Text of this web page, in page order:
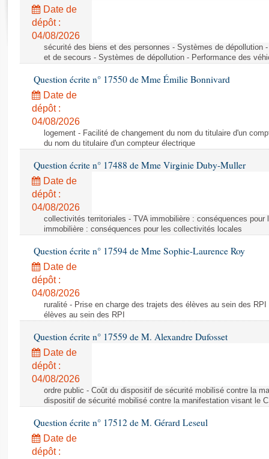
Rapports législatifs
Rapports sur l'application des lois
Baromètre de l’application des lois
Dossiers législatifs
Budget et sécurité sociale
Questions écrites et orales
Comptes rendus des débats
Date de
dépôt :
04/08/2026
sécurité des biens et des personnes - Systèmes de dépollution
et de secours - Systèmes de dépollution - Performance des
Question écrite n° 17550 de Mme Émilie Bonnivard
Date de
dépôt :
04/08/2026
logement - Facilité de changement du nom du titulaire d'un
du nom du titulaire d'un compteur électrique
Question écrite n° 17488 de Mme Virginie Duby-Muller
Date de
dépôt :
04/08/2026
collectivités territoriales - TVA immobilière : conséquences
immobilière : conséquences pour les collectivités locales
Question écrite n° 17594 de Mme Sophie-Laurence Roy
Date de
dépôt :
04/08/2026
ruralité - Prise en charge des trajets des élèves au sein des
élèves au sein des RPI
Question écrite n° 17559 de M. Alexandre Dufosset
Date de
dépôt :
04/08/2026
ordre public - Coût du dispositif de sécurité mobilisé contre la
dispositif de sécurité mobilisé contre la manifestation visant le
Question écrite n° 17512 de M. Gérard Leseul
Date de
dépôt :